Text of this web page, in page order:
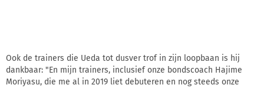
Ook de trainers die Ueda tot dusver trof in zijn loopbaan is hij
dankbaar: "En mijn trainers, inclusief onze bondscoach Hajime
Moriyasu, die me al in 2019 liet debuteren en nog steeds onze